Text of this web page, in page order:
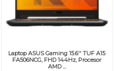
Laptop ASUS Gaming 15.6'' TUF A15
FA506NCG, FHD 144Hz, Procesor
AMD ...